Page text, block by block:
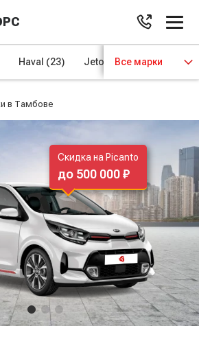
Haval (23) Jetour (8) Kaiyi (4)
Все марки
в Тамбове
Скидка на Picanto
до 500 000 ₽